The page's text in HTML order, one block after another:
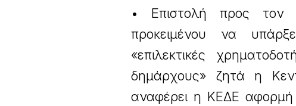
• Επιστολή προς τον
προκειμένου να
«επιλεκτικές
δημάρχους» ζητά η
αναφέρει η ΚΕΔΕ αφορμή